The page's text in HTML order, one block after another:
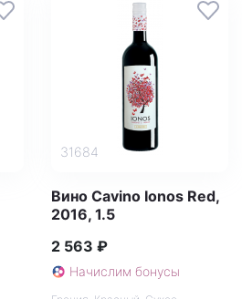
31684
Вино Cavino Ionos Red,
2016, 1.5
2 563 ₽
Начислим бонусы